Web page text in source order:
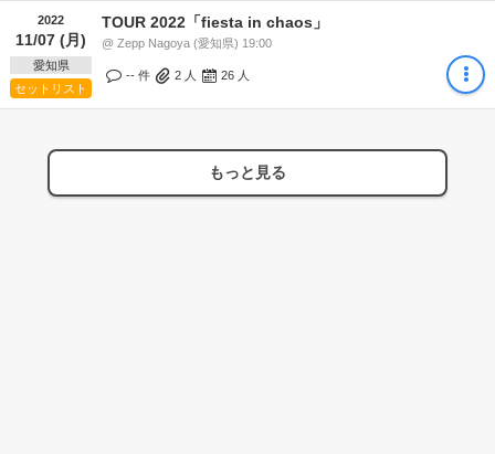
2022
11/07 (月)
愛知県
セットリスト
TOUR 2022「fiesta in chaos」
@ Zepp Nagoya (愛知県) 19:00
-- 件 2 人 26 人
もっと見る